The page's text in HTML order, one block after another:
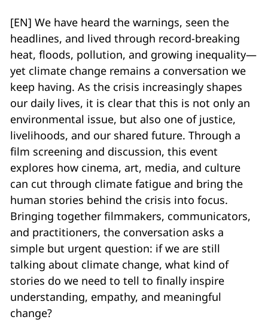
[EN] We have heard the warnings, seen the
headlines, and lived through record-breaking
heat, floods, pollution, and growing inequality—
yet climate change remains a conversation we
keep having. As the crisis increasingly shapes
our daily lives, it is clear that this is not only an
environmental issue, but also one of justice,
livelihoods, and our shared future. Through a
film screening and discussion, this event
explores how cinema, art, media, and culture
can cut through climate fatigue and bring the
human stories behind the crisis into focus.
Bringing together filmmakers, communicators,
and practitioners, the conversation asks a
simple but urgent question: if we are still
talking about climate change, what kind of
stories do we need to tell to finally inspire
understanding, empathy, and meaningful
change?